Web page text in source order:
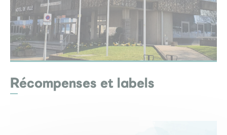
Récompenses et labels